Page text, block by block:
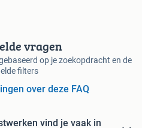
vragen
op je zoekopdracht en de
filters
over deze FAQ
vind je vaak in